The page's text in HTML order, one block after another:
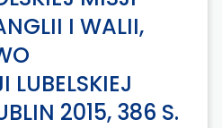
I WALII,
LUBELSKIEJ
2015, 386 S.